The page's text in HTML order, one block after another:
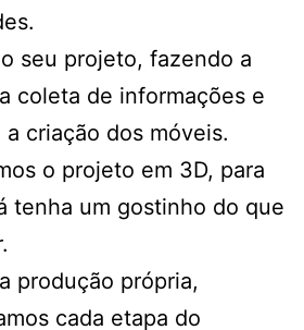
seu projeto, fazendo a
coleta de informações e
a criação dos móveis.
o projeto em 3D, para
tenha um gostinho do que
produção própria,
cada etapa do